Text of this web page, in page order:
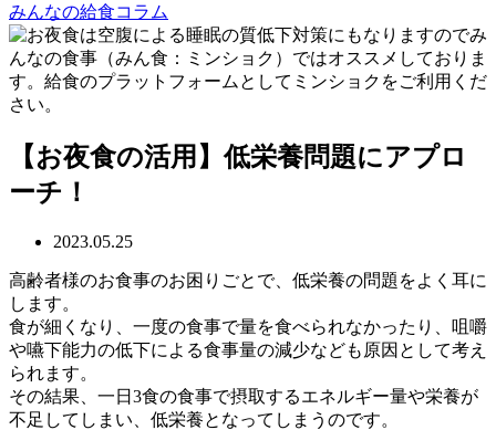
みんなの給食コラム
【お夜食の活用】低栄養問題にアプロ
ーチ！
2023.05.25
高齢者様のお食事のお困りごとで、低栄養の問題をよく耳に
します。
食が細くなり、一度の食事で量を食べられなかったり、咀嚼
や嚥下能力の低下による食事量の減少なども原因として考え
られます。
その結果、一日3食の食事で摂取するエネルギー量や栄養が
不足してしまい、低栄養となってしまうのです。